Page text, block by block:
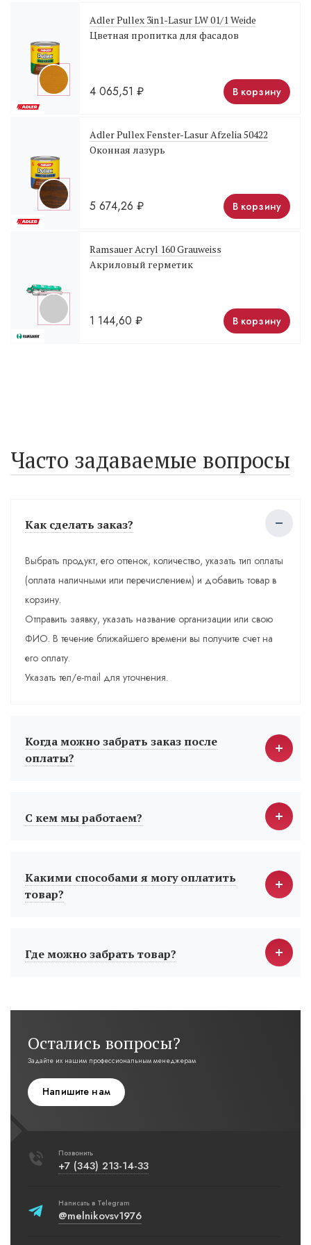
Adler Pullex 3in1-Lasur LW 01/1 Weide
Цветная пропитка для фасадов
4 065,51 ₽ В корзину
Adler Pullex Fenster-Lasur Afzelia 50422
Оконная лазурь
5 674,26 ₽ В корзину
Ramsauer Acryl 160 Grauweiss
Акриловый герметик
1 144,60 ₽ В корзину
Часто задаваемые вопросы
Как сделать заказ?
Выбрать продукт, его оттенок, количество, указать тип оплаты
(оплата наличными или перечислением) и добавить товар в
корзину.
Отправить заявку, указать название организации или свою
ФИО. В течение ближайшего времени вы получите счет на
его оплату.
Указать тел/e-mail для уточнения.
Когда можно забрать заказ после
оплаты?
С кем мы работаем?
Какими способами я могу оплатить
товар?
Где можно забрать товар?
Остались вопросы?
Задайте их нашим профессиональным менеджерам
Напишите нам
Позвонить
+7 (343) 213-14-33
Написать в Telegram
@melnikovsv1976